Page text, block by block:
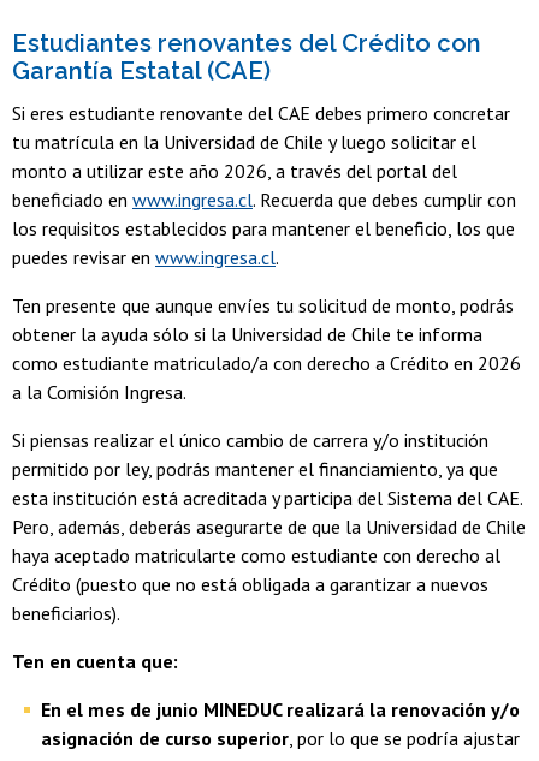
Estudiantes renovantes del Crédito con
Garantía Estatal (CAE)
Si eres estudiante renovante del CAE debes primero concretar
tu matrícula en la Universidad de Chile y luego solicitar el
monto a utilizar este año 2026, a través del portal del
beneficiado en www.ingresa.cl. Recuerda que debes cumplir con
los requisitos establecidos para mantener el beneficio, los que
puedes revisar en www.ingresa.cl.
Ten presente que aunque envíes tu solicitud de monto, podrás
obtener la ayuda sólo si la Universidad de Chile te informa
como estudiante matriculado/a con derecho a Crédito en 2026
a la Comisión Ingresa.
Si piensas realizar el único cambio de carrera y/o institución
permitido por ley, podrás mantener el financiamiento, ya que
esta institución está acreditada y participa del Sistema del CAE.
Pero, además, deberás asegurarte de que la Universidad de Chile
haya aceptado matricularte como estudiante con derecho al
Crédito (puesto que no está obligada a garantizar a nuevos
beneficiarios).
Ten en cuenta que:
En el mes de junio MINEDUC realizará la renovación y/o
asignación de curso superior , por lo que se podría ajustar